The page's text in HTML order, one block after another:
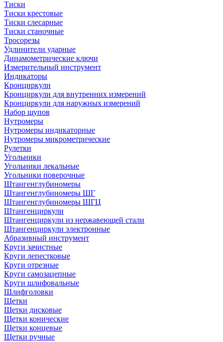
Тиски
Тиски крестовые
Тиски слесарные
Тиски станочные
Тросорезы
Удлинители ударные
Динамометрические ключи
Измерительный инструмент
Индикаторы
Кронциркули
Кронциркули для внутренних измерений
Кронциркули для наружных измерений
Набор щупов
Нутромеры
Нутромеры индикаторные
Нутромеры микрометрические
Рулетки
Угольники
Угольники лекальные
Угольники поверочные
Штангенглубиномеры
Штангенглубиномеры ШГ
Штангенглубиномеры ШГЦ
Штангенциркули
Штангенциркули из нержавеющей стали
Штангенциркули электронные
Абразивный инструмент
Круги зачистные
Круги лепестковые
Круги отрезные
Круги самозацепные
Круги шлифовальные
Шлифголовки
Щетки
Щетки дисковые
Щетки конические
Щетки концевые
Щетки ручные